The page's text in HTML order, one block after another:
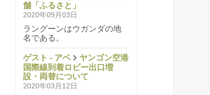
舗「ふるさと」
2020年09月03日
ラングーンはウガンダの地
名である。
ゲスト - アベ
ヤンゴン空港
国際線到着ロビー出口増
設・両替について
2020年03月12日